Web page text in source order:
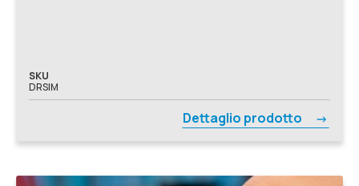
SKU
DRSIM
Dettaglio prodotto